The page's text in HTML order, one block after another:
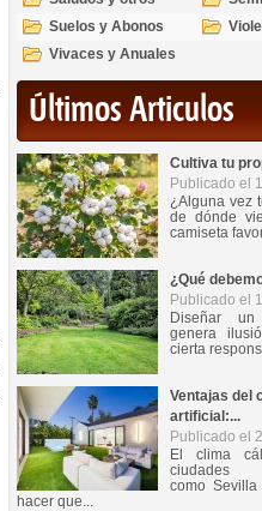
temas
Suelos y Abonos
Vivaces y Anuales
Últimos Articulos
Cultiva tu
Publicado el
¿Alguna vez
de dónde
camiseta
¿Qué
Publicado el
Diseñar
genera
cierta
Ventajas del
artificial:...
Publicado el
El clima
ciudades
como
hacer que...